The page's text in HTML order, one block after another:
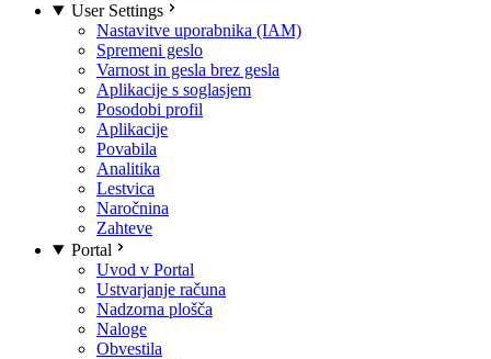
User Settings
Nastavitve uporabnika (IAM)
Spremeni geslo
Varnost in gesla brez gesla
Aplikacije s soglasjem
Posodobi profil
Aplikacije
Povabila
Analitika
Lestvica
Naročnina
Zahteve
Portal
Uvod v Portal
Ustvarjanje računa
Nadzorna plošča
Naloge
Obvestila